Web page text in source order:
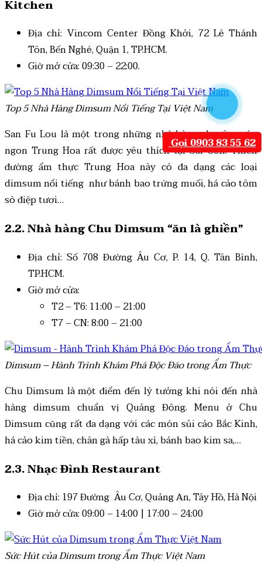
Kitchen
Địa chỉ: Vincom Center Đồng Khởi, 72 Lê Thánh
Tôn, Bến Nghé, Quận 1, TP.HCM.
Giờ mở cửa: 09:30 – 22:00.
Top 5 Nhà Hàng Dimsum Nổi Tiếng Tại Việt Nam
San Fu Lou là một trong những nhà hàng chuyên món
ngon Trung Hoa rất được yêu thích tại Sài Gòn. Thiên
đường ẩm thực Trung Hoa này có đa dạng các loại
dimsum nổi tiếng như bánh bao trứng muối, há cảo tôm
sò điệp tươi…
2.2. Nhà hàng Chu Dimsum “ăn là ghiền”
Địa chỉ: Số 708 Đường Âu Cơ, P. 14, Q. Tân Bình,
TP.HCM.
Giờ mở cửa:
T2 – T6: 11:00 – 21:00
T7 – CN: 8:00 – 21:00
Dimsum – Hành Trình Khám Phá Độc Đáo trong Ẩm Thực
Chu Dimsum là một điểm đến lý tưởng khi nói đến nhà
hàng dimsum chuẩn vị Quảng Đông. Menu ở Chu
Dimsum cũng rất đa dạng với các món sủi cảo Bắc Kinh,
há cảo kim tiền, chân gà hấp tàu xì, bánh bao kim sa,…
2.3. Nhạc Đình Restaurant
Địa chỉ: 197 Đường Âu Cơ, Quảng An, Tây Hồ, Hà Nội
Giờ mở cửa: 09:00 – 14:00 | 17:00 – 24:00
Sức Hút của Dimsum trong Ẩm Thực Việt Nam
Gọi 0903 83 55 62